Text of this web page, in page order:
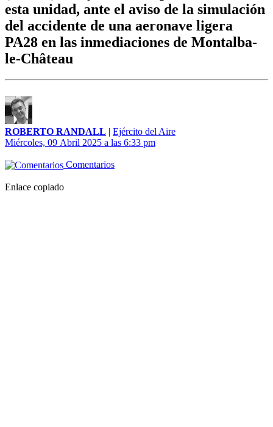
esta unidad, ante el aviso de la simulación
del accidente de una aeronave ligera
PA28 en las inmediaciones de Montalba-
le-Château
ROBERTO RANDALL | Ejército del Aire
Miércoles, 09 Abril 2025 a las 6:33 pm
Comentarios
Enlace copiado